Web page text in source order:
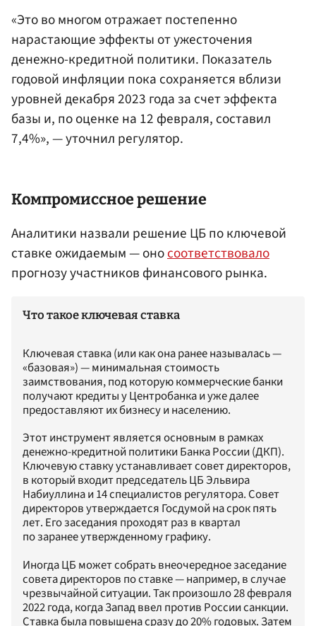
«Это во многом отражает постепенно
нарастающие эффекты от ужесточения
денежно-кредитной политики. Показатель
годовой инфляции пока сохраняется вблизи
уровней декабря 2023 года за счет эффекта
базы и, по оценке на 12 февраля, составил
7,4%», — уточнил регулятор.
Компромиссное решение
Аналитики назвали решение ЦБ по ключевой
ставке ожидаемым — оносоответствовало
прогнозу участников финансового рынка.
Что такое ключевая ставка
Ключевая ставка (или как она ранее называлась —
«базовая») — минимальная стоимость
заимствования, под которую коммерческие банки
получают кредиты у Центробанка и уже далее
предоставляют их бизнесу и населению.
Этот инструмент является основным в рамках
денежно-кредитной политики Банка России (ДКП).
Ключевую ставку устанавливает совет директоров,
в который входит председатель ЦБ Эльвира
Набиуллина и 14 специалистов регулятора. Совет
директоров утверждается Госдумой на срок пять
лет. Его заседания проходят раз в квартал
по заранее утвержденному графику.
Иногда ЦБ может собрать внеочередное заседание
совета директоров по ставке — например, в случае
чрезвычайной ситуации. Так произошло 28 февраля
2022 года, когда Запад ввел против России санкции.
Ставка была повышена сразу до 20% годовых. Затем